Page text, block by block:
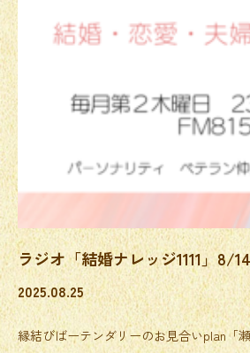
ラジオ「結婚ナレッジ1111」8/
2025.08.25
縁結びばーテンダリーのお見合いplan「